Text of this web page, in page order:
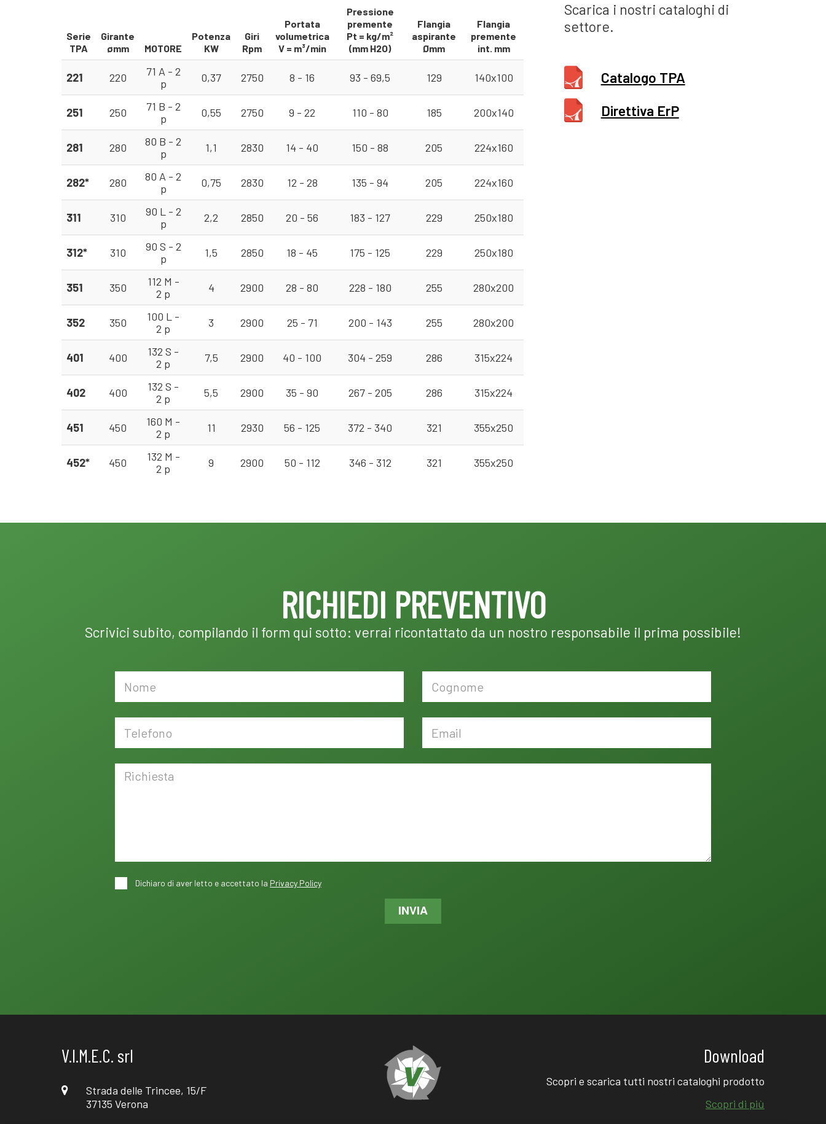
Serie
TPA
Girante
ømm
MOTORE
Potenza
KW
Giri
Rpm
Portata
volumetrica
V = m³/min
Pressione
premente
Pt = kg/m²
(mm H2O)
Flangia
aspirante
Ømm
Flangia
premente
int. mm
221 220
71 A - 2
p
0,37 2750 8 - 16 93 - 69,5 129 140x100
251 250
71 B - 2
p
0,55 2750 9 - 22 110 - 80 185 200x140
281 280
80 B - 2
p
1,1 2830 14 - 40 150 - 88 205 224x160
282* 280
80 A - 2
p
0,75 2830 12 - 28 135 - 94 205 224x160
311 310
90 L - 2
p
2,2 2850 20 - 56 183 - 127 229 250x180
312* 310
90 S - 2
p
1,5 2850 18 - 45 175 - 125 229 250x180
351 350
112 M -
2 p
4 2900 28 - 80 228 - 180 255 280x200
352 350
100 L -
2 p
3 2900 25 - 71 200 - 143 255 280x200
401 400
132 S -
2 p
7,5 2900 40 - 100 304 - 259 286 315x224
402 400
132 S -
2 p
5,5 2900 35 - 90 267 - 205 286 315x224
451 450
160 M -
2 p
11 2930 56 - 125 372 - 340 321 355x250
452* 450
132 M -
2 p
9 2900 50 - 112 346 - 312 321 355x250
Scarica i nostri cataloghi di
settore.
Catalogo TPA
Direttiva ErP
RICHIEDI PREVENTIVO
Scrivici subito, compilando il form qui sotto: verrai ricontattato da un nostro responsabile il prima possibile!
Dichiaro di aver letto e accettato la Privacy Policy
INVIA
V.I.M.E.C. srl
Strada delle Trincee, 15/F
37135 Verona
Download
Scopri e scarica tutti nostri cataloghi prodotto
Scopri di più